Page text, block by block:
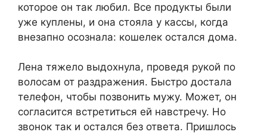
которое он так любил. Все продукты были
уже куплены, и она стояла у кассы, когда
внезапно осознала: кошелек остался дома.
Лена тяжело выдохнула, проведя рукой по
волосам от раздражения. Быстро достала
телефон, чтобы позвонить мужу. Может, он
согласится встретиться ей навстречу. Но
звонок так и остался без ответа. Пришлось